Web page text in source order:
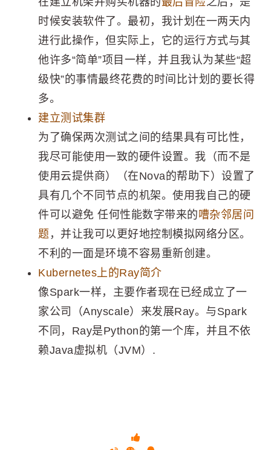
时候安装软件了。最初，我计划在一两天内
进行此操作，但实际上，它的运行方式与其
他许多“简单”项目一样，并且我认为某些“超
级快”的事情最终花费的时间比计划的要长得
多。
建立测试集群
为了确保两次测试之间的结果具有可比性，
我尽可能使用一致的硬件设置。我（而不是
使用云提供商）（在Nova的帮助下）设置了
具有几个不同节点的机架。使用我自己的硬
件可以避免 任何性能数字带来的嘈杂邻居问
题 ，并让我可以更好地控制模拟网络分区。
不利的一面是环境不容易重新创建。
Kubernetes上的Ray简介
像Spark一样，主要作者现在已经成立了一
家公司（Anyscale）来发展Ray。与Spark
不同，Ray是Python的第一个库，并且不依
赖Java虚拟机（JVM）.